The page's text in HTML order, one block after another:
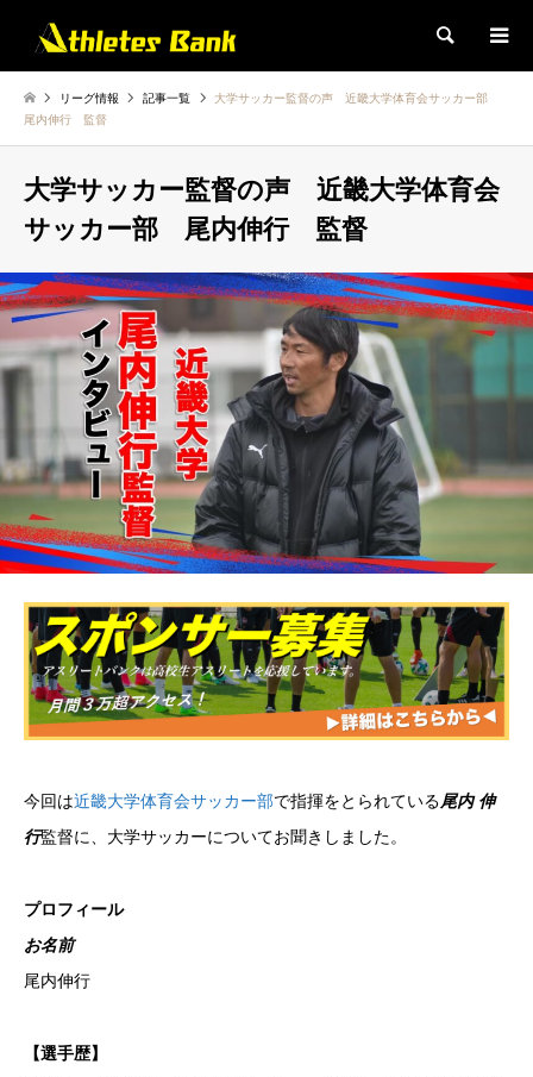
検索
リーグ情報 記事一覧
大学サッカー監督の声 近畿大学体育会サッカー部
尾内伸行 監督
大学サッカー監督の声 近畿大学体育会
サッカー部 尾内伸行 監督
今回は近畿大学体育会サッカー部で指揮をとられている尾内 伸
行監督に、大学サッカーについてお聞きしました。
プロフィール
お名前
尾内伸行
【選手歴】